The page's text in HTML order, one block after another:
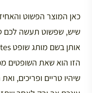
כאן המוצר הפשוט
שיש, שפשוט תעשה לכם
הזו הוא שאת השופטים
שיהיו טריים ופריכים,